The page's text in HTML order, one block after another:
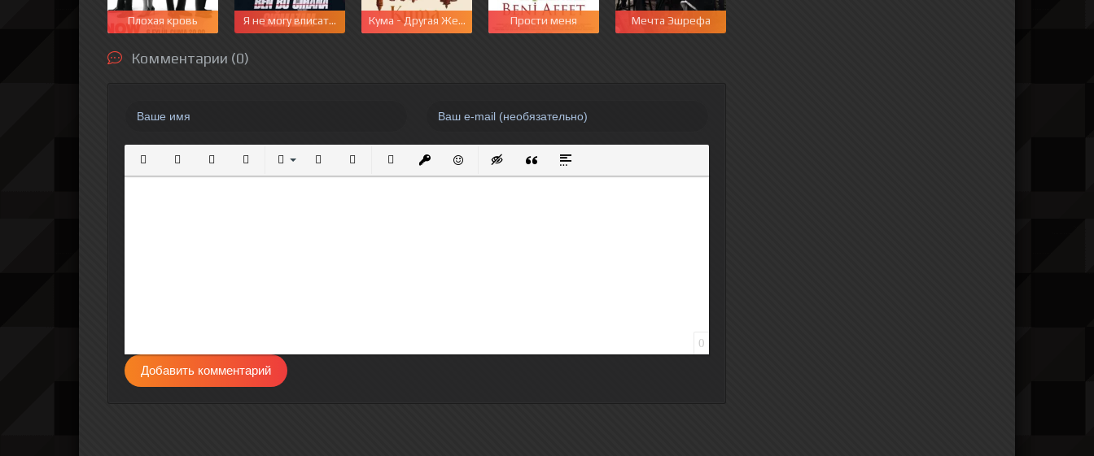
Плохая кровь Я не могу вписаться в этот мирКума - Другая Жена Прости меня Мечта Эшрефа
Комментарии (0)
Полужирный
КурсивПодчеркнутый
ЗачеркнутыйВыравнивание
Нумерованный список
Маркированный список
Вставить ссылку
Вставить защищенную ссылку
Вставить смайлик
Вставка скрытого текста
Вставка цитаты
Вставка спойлера
0
Добавить комментарий